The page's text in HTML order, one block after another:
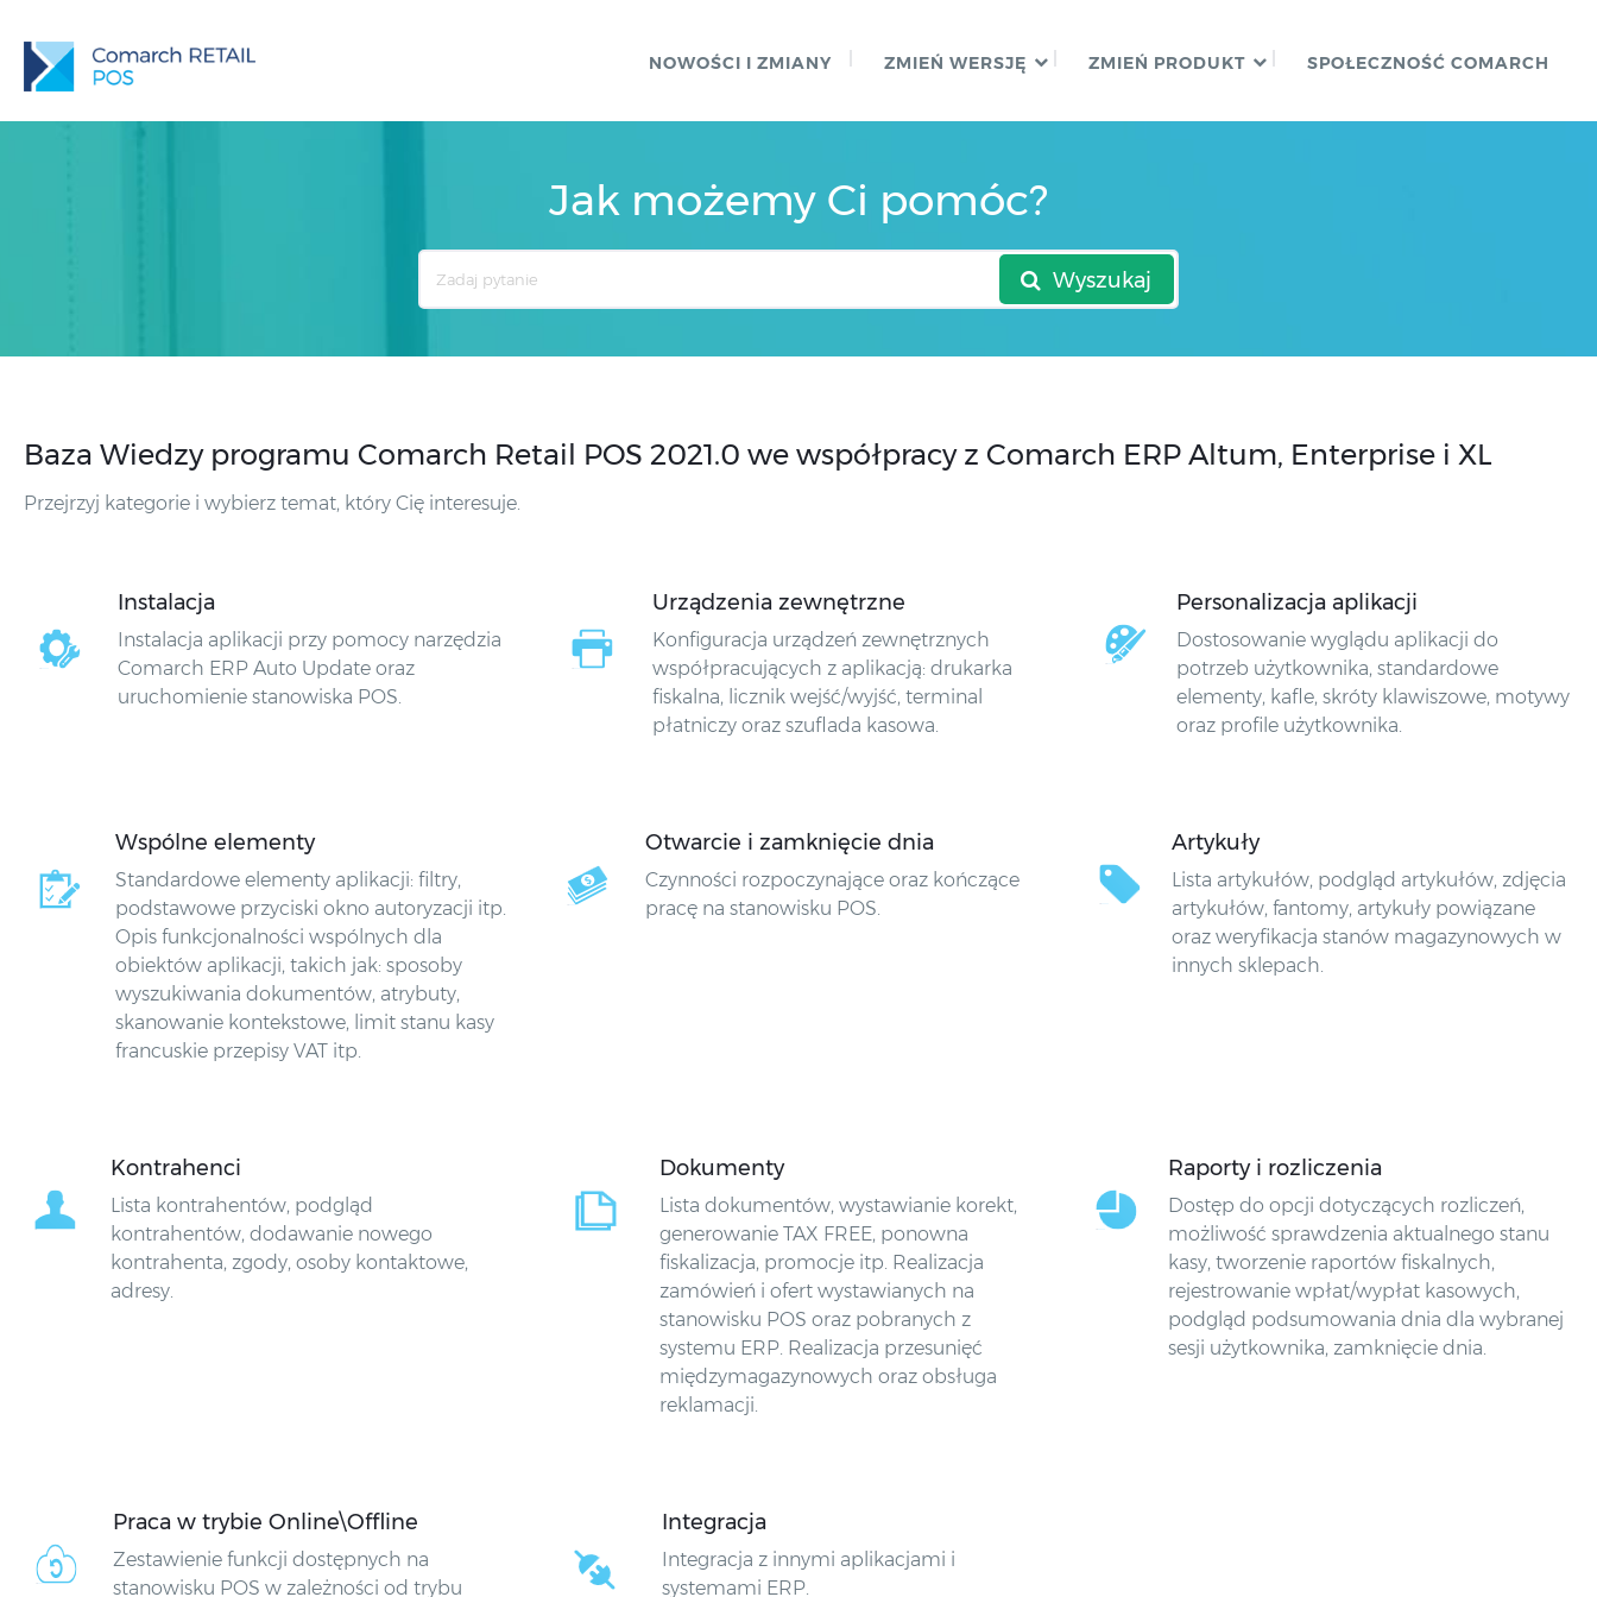
NOWOŚCI I ZMIANY ZMIEŃ WERSJĘ ZMIEŃ PRODUKT SPOŁECZNOŚĆ COMARCH
Jak możemy Ci pomóc?
Wyszukaj
Baza Wiedzy programu Comarch Retail POS 2021.0 we współpracy z Comarch ERP Altum, Enterprise i XL
Przejrzyj kategorie i wybierz temat, który Cię interesuje.
Instalacja
Instalacja aplikacji przy pomocy narzędzia
Comarch ERP Auto Update oraz
uruchomienie stanowiska POS.
Urządzenia zewnętrzne
Konfiguracja urządzeń zewnętrznych
współpracujących z aplikacją: drukarka
fiskalna, licznik wejść/wyjść, terminal
płatniczy oraz szuflada kasowa.
Personalizacja aplikacji
Dostosowanie wyglądu aplikacji do
potrzeb użytkownika, standardowe
elementy, kafle, skróty klawiszowe, motywy
oraz profile użytkownika.
Wspólne elementy
Standardowe elementy aplikacji: filtry,
podstawowe przyciski okno autoryzacji itp.
Opis funkcjonalności wspólnych dla
obiektów aplikacji, takich jak: sposoby
wyszukiwania dokumentów, atrybuty,
skanowanie kontekstowe, limit stanu kasy
francuskie przepisy VAT itp.
Otwarcie i zamknięcie dnia
Czynności rozpoczynające oraz kończące
pracę na stanowisku POS.
Artykuły
Lista artykułów, podgląd artykułów, zdjęcia
artykułów, fantomy, artykuły powiązane
oraz weryfikacja stanów magazynowych w
innych sklepach.
Kontrahenci
Lista kontrahentów, podgląd
kontrahentów, dodawanie nowego
kontrahenta, zgody, osoby kontaktowe,
adresy.
Dokumenty
Lista dokumentów, wystawianie korekt,
generowanie TAX FREE, ponowna
fiskalizacja, promocje itp. Realizacja
zamówień i ofert wystawianych na
stanowisku POS oraz pobranych z
systemu ERP. Realizacja przesunięć
międzymagazynowych oraz obsługa
reklamacji.
Raporty i rozliczenia
Dostęp do opcji dotyczących rozliczeń,
możliwość sprawdzenia aktualnego stanu
kasy, tworzenie raportów fiskalnych,
rejestrowanie wpłat/wypłat kasowych,
podgląd podsumowania dnia dla wybranej
sesji użytkownika, zamknięcie dnia.
Praca w trybie Online\Offline
Zestawienie funkcji dostępnych na
stanowisku POS w zależności od trybu
Integracja
Integracja z innymi aplikacjami i
systemami ERP.